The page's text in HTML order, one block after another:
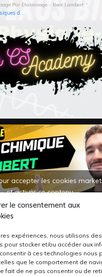
le consentement aux
expériences, nous utilisons
pour stocker et/ou accéder aux
à ces technologies nous
que le comportement de
fait de ne pas consentir ou de
Par Étalonnage – Beer Lambert
Exo Bilan 2 : 2 exos classiques d’interro
accepter les cookies
et activer ce contenu